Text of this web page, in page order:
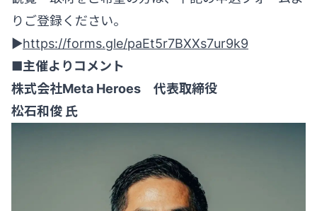
りご登録ください。
▶https://forms.gle/paEt5r7BXXs7ur9k9
■主催よりコメント
株式会社Meta Heroes 代表取締役
松石和俊 氏